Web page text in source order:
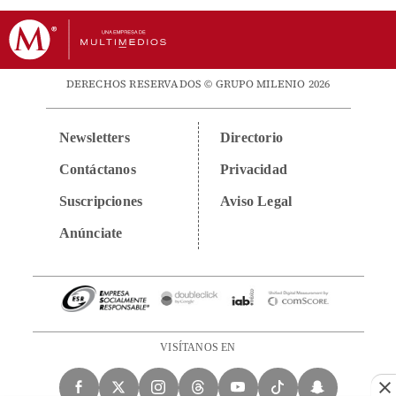
DERECHOS RESERVADOS © GRUPO MILENIO 2026
Newsletters
Contáctanos
Suscripciones
Anúnciate
Directorio
Privacidad
Aviso Legal
VISÍTANOS EN